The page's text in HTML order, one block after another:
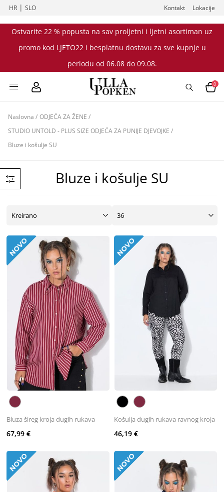
HR |SLO Kontakt Lokacije
Ostvarite 22 % popusta na sav proljetni i ljetni asortiman uz
promo kod LJETO22 i besplatnu dostavu za sve kupnje u
periodu od 06.08 do 09.08.
0
Naslovna / ODJEĆA ZA ŽENE /
STUDIO UNTOLD - PLUS SIZE ODJEĆA ZA PUNIJE DJEVOJKE /
Bluze i košulje SU
Bluze i košulje SU
Bluza šireg kroja dugih rukava
67,99 €
Košulja dugih rukava ravnog kroja
46,19 €